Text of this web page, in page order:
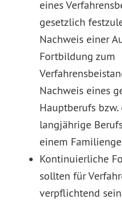
eines
gesetzlich
Nachweis einer
Fortbildung zum
Nachweis eines
Hauptberufs bzw.
langjährige
einem
Kontinuierliche
sollten für
verpflichtend